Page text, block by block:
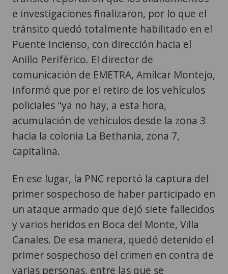
e investigaciones finalizaron, por lo que el
tránsito quedó totalmente habilitado en el
Puente Incienso, con dirección hacia el
Anillo Periférico. El director de
comunicación de EMETRA, Amílcar Montejo,
informó que por el retiro de los vehículos
policiales "ya no hay, a esta hora,
acumulación de vehículos desde la zona 3
hacia la colonia La Bethania, zona 7,
capitalina.
En ese lugar, la PNC reportó la captura del
primer sospechoso de haber participado en
un ataque armado que dejó siete fallecidos
y varios heridos en Boca del Monte, Villa
Canales. De esa manera, quedó detenido el
primer sospechoso del crimen en contra de
varias personas, entre las que se